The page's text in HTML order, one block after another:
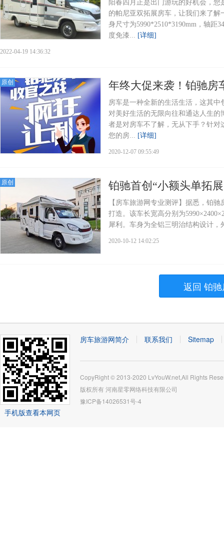
阳春四月正是出门游玩的好机会，
的帕尼亚双拓展房车，让我们来了
身尺寸为5990*2510*3190mm，轴距
度免漆... [详细]
2022-04-19 14:36:32
原创 年终大促来袭！铂驰房
房车是一种全新的生活生活，这其
对美好生活的无限向往和通达人生
者是对房车不了解，无从下手？针
您的房... [详细]
2020-12-07 09:55:49
原创 铂驰首创“小额头单拓
【房车旅游网专业测评】据悉，铂
打造。该车长宽高分别为
犀利。车身为全铝三明治结构设计
2020-10-12 14:02:25
返回 铂
手机版查看本网页
房车旅游网简介 联系我们 Sitemap
CopyRight © 2013-2020 LvYouW.net,All Rights
版权所有河南星零网络科技有限公司
豫ICP备14026531号-4